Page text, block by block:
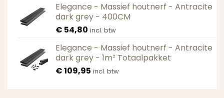
Elegance - Massief houtnerf - Antracite
dark grey - 400CM
€ 54,80 incl. btw
Elegance - Massief houtnerf - Antracite
dark grey - 1m² Totaalpakket
€109,95 incl. btw